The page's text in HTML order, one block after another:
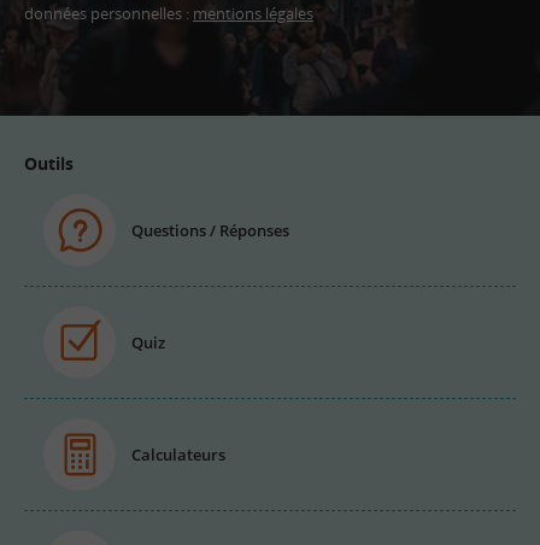
données personnelles : mentions légales
Outils
Questions / Réponses
Quiz
Calculateurs